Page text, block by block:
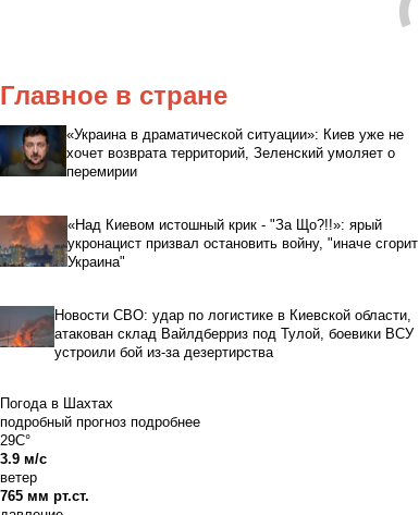
Главное в стране
«Украина в драматической ситуации»: Киев уже не
хочет возврата территорий, Зеленский умоляет о
перемирии
«Над Киевом истошный крик - "За Що?!!»: ярый
укронацист призвал остановить войну, "иначе сгорит
Украина"
Новости СВО: удар по логистике в Киевской области,
атакован склад Вайлдберриз под Тулой, боевики ВСУ
устроили бой из-за дезертирства
Погода в Шахтах
подробный прогноз подробнее
29C°
3.9 м/с
ветер
765 мм рт.ст.